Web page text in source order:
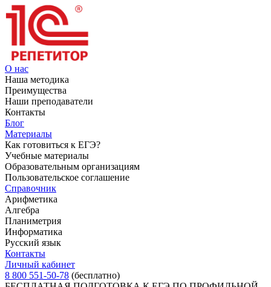
О нас
Наша методика
Преимущества
Наши преподаватели
Контакты
Блог
Материалы
Как готовиться к ЕГЭ?
Учебные материалы
Образовательным организациям
Пользовательское соглашение
Справочник
Арифметика
Алгебра
Планиметрия
Информатика
Русский язык
Контакты
Личный кабинет
8 800 551-50-78 (бесплатно)